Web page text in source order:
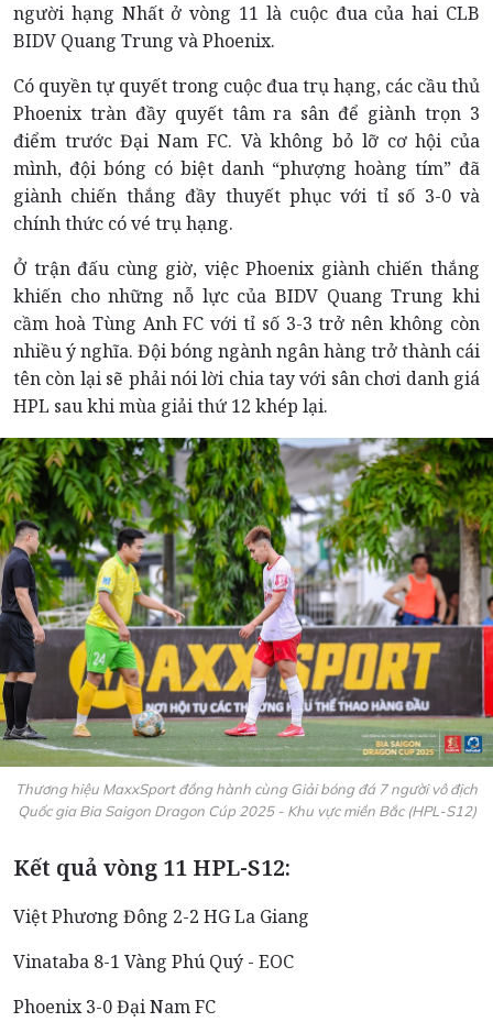
người hạng Nhất ở vòng 11 là cuộc đua của hai CLB
BIDV Quang Trung và Phoenix.
Có quyền tự quyết trong cuộc đua trụ hạng, các cầu thủ
Phoenix tràn đầy quyết tâm ra sân để giành trọn 3
điểm trước Đại Nam FC. Và không bỏ lỡ cơ hội của
mình, đội bóng có biệt danh “phượng hoàng tím” đã
giành chiến thắng đầy thuyết phục với tỉ số 3-0 và
chính thức có vé trụ hạng.
Ở trận đấu cùng giờ, việc Phoenix giành chiến thắng
khiến cho những nỗ lực của BIDV Quang Trung khi
cầm hoà Tùng Anh FC với tỉ số 3-3 trở nên không còn
nhiều ý nghĩa. Đội bóng ngành ngân hàng trở thành cái
tên còn lại sẽ phải nói lời chia tay với sân chơi danh giá
HPL sau khi mùa giải thứ 12 khép lại.
Thương hiệu MaxxSport đồng hành cùng Giải bóng đá 7 người vô địch
Quốc gia Bia Saigon Dragon Cúp 2025 - Khu vực miền Bắc (HPL-S12)
Kết quả vòng 11 HPL-S12:
Việt Phương Đông 2-2 HG La Giang
Vinataba 8-1 Vàng Phú Quý - EOC
Phoenix 3-0 Đại Nam FC